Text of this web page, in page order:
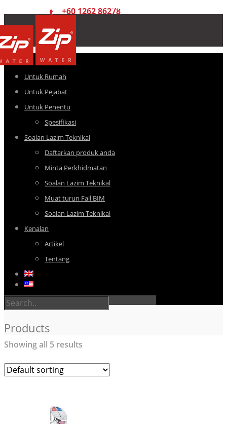
+60 1262 86278
Untuk Rumah
Untuk Pejabat
Untuk Penentu
Spesifikasi
Soalan Lazim Teknikal
Daftarkan produk anda
Minta Perkhidmatan
Soalan Lazim Teknikal
Muat turun Fail BIM
Soalan Lazim Teknikal
Kenalan
Artikel
Tentang
Products
Showing all 5 results